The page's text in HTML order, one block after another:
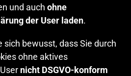
und auch ohne
der User laden.
sich bewusst, dass Sie durch
ohne aktives
nicht DSGVO-konform